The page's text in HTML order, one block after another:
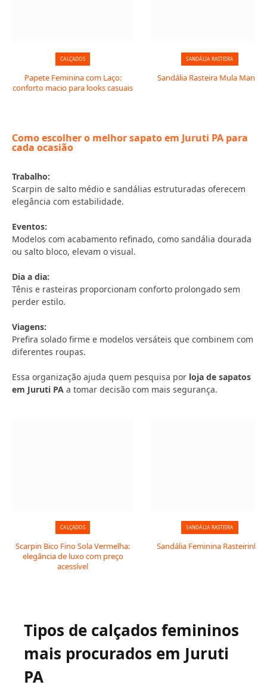
CALÇADOS
Papete Feminina com Laço:
conforto macio para looks casuais
SANDÁLIA RASTEIRA
Sandália Rasteira Mula Manca
Como escolher o melhor sapato em Juruti PA para
cada ocasião
Trabalho:
Scarpin de salto médio e sandálias estruturadas oferecem
elegância com estabilidade.
Eventos:
Modelos com acabamento refinado, como sandália dourada
ou salto bloco, elevam o visual.
Dia a dia:
Tênis e rasteiras proporcionam conforto prolongado sem
perder estilo.
Viagens:
Prefira solado firme e modelos versáteis que combinem com
diferentes roupas.
Essa organização ajuda quem pesquisa por loja de sapatos
em Juruti PA a tomar decisão com mais segurança.
CALÇADOS
Scarpin Bico Fino Sola Vermelha:
elegância de luxo com preço
acessível
SANDÁLIA RASTEIRA
Sandália Feminina Rasteirinha
Tipos de calçados femininos
mais procurados em Juruti
PA